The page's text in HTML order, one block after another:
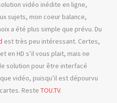
vidéo inédite en ligne,
sujets, mon coeur balance,
a été plus simple que prévu. Du
est très peu intéressant. Certes,
en HD s’il vous plait, mais ne
solution pour être interfacé
vidéo, puisqu’il est dépourvu
Reste TOU.TV.